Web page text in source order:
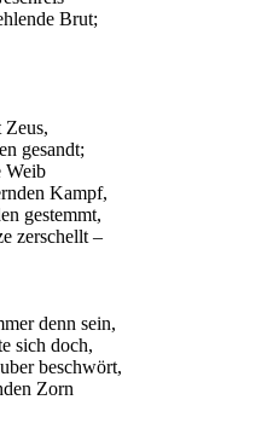
Brut;
gesandt;
Weib
Kampf,
gestemmt,
zerschellt –
denn sein,
sich doch,
beschwört,
Zorn